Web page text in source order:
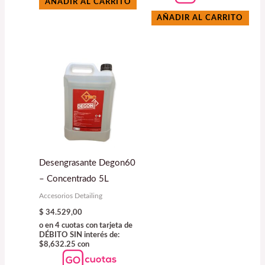
AÑADIR AL CARRITO
AÑADIR AL CARRITO
Desengrasante Degon60
– Concentrado 5L
Accesorios Detailing
$ 34.529,00
o en 4 cuotas con tarjeta de
DÉBITO SIN interés de:
$8,632.25 con